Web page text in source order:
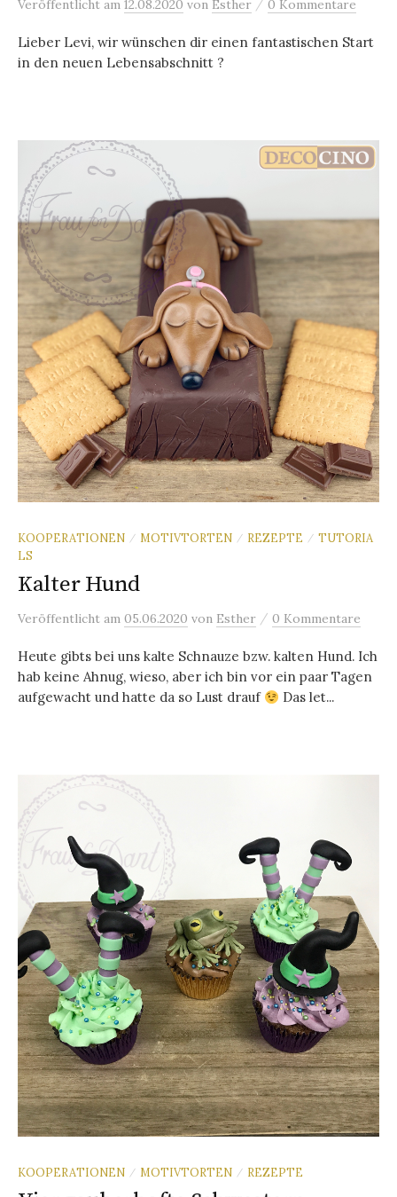
Veröffentlicht am 12.08.2020 von Esther / 0 Kommentare
Lieber Levi, wir wünschen dir einen fantastischen Start
in den neuen Lebensabschnitt ?
KOOPERATIONEN / MOTIVTORTEN / REZEPTE / TUTORIA
LS
Kalter Hund
Veröffentlicht am 05.06.2020 von Esther / 0 Kommentare
Heute gibts bei uns kalte Schnauze bzw. kalten Hund. Ich
hab keine Ahnug, wieso, aber ich bin vor ein paar Tagen
aufgewacht und hatte da so Lust drauf
Das let...
KOOPERATIONEN / MOTIVTORTEN / REZEPTE